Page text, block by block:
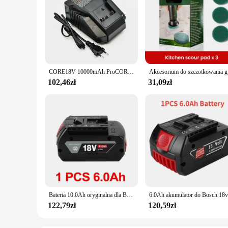
CORE18V 10000mAh ProCORE wymienna bateria do Bosch 18V profesjonalny system narzędzi bezprzewodowych BAT609 BAT618 GBA18V80 21700 komórka
102,46zł 31,09zł
Bateria 10.0Ah oryginalna dla Bosch 18V profesjonalny GBA GBH GSR GSB BAT618 BAT609 BAT620 wymienna bateria
122,79zł 120,59zł